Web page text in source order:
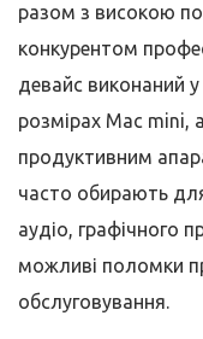
разом з високою
конкурентом
девайс виконаний
розмірах Mac mini,
продуктивним
часто обирають
аудіо, графічного
можливі поломки
обслуговування.